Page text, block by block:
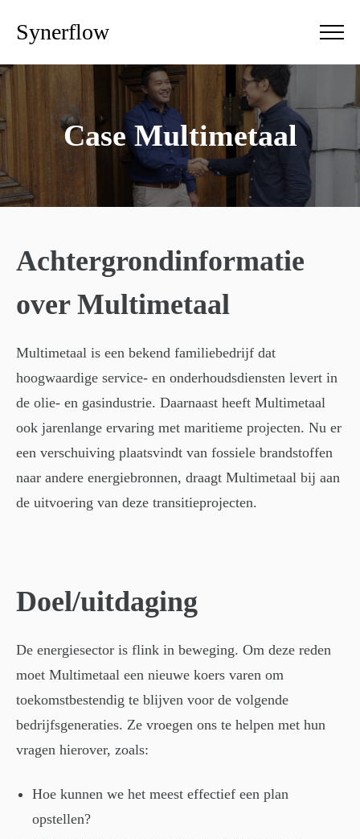
Synerflow
Case Multimetaal
Achtergrondinformatie
over Multimetaal
Multimetaal is een bekend familiebedrijf dat
hoogwaardige service- en onderhoudsdiensten levert in
de olie- en gasindustrie. Daarnaast heeft Multimetaal
ook jarenlange ervaring met maritieme projecten. Nu er
een verschuiving plaatsvindt van fossiele brandstoffen
naar andere energiebronnen, draagt Multimetaal bij aan
de uitvoering van deze transitieprojecten.
Doel/uitdaging
De energiesector is flink in beweging. Om deze reden
moet Multimetaal een nieuwe koers varen om
toekomstbestendig te blijven voor de volgende
bedrijfsgeneraties. Ze vroegen ons te helpen met hun
vragen hierover, zoals:
Hoe kunnen we het meest effectief een plan
opstellen?